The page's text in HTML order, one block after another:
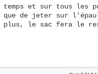
et sur tous les
que de jeter sur
plus, le sac fera le